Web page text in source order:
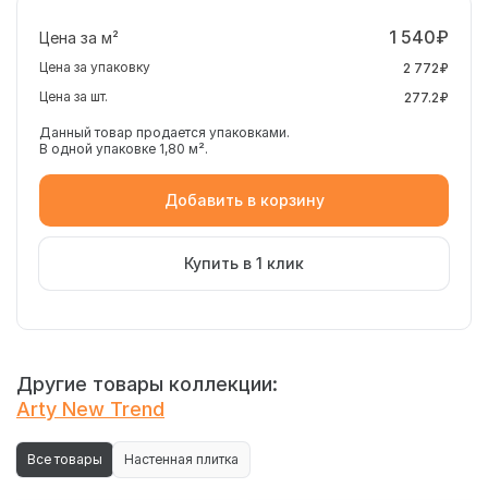
Цена за м² 1 540₽
Цена за упаковку
2 772₽
Цена за шт.
277.2₽
Данный товар продается упаковками.
В одной упаковке 1,80 м².
Добавить в корзину
Купить в 1 клик
Другие товары коллекции:
Arty New Trend
Все товары Настенная плитка